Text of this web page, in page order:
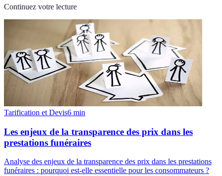
Continuez votre lecture
Tarification et Devis6 min
Les enjeux de la transparence des prix dans les
prestations funéraires
Analyse des enjeux de la transparence des prix dans les prestations
funéraires : pourquoi est-elle essentielle pour les consommateurs ?